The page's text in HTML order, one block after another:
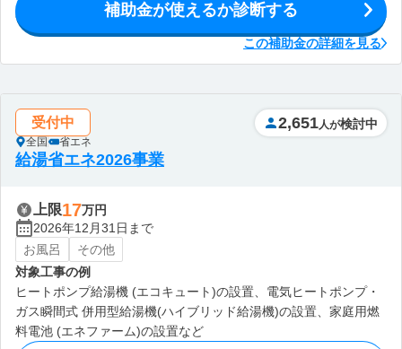
補助金が使えるか診断する
この補助金の詳細を見る
受付中
全国 省エネ
2,651 人が検討中
給湯省エネ2026事業
上限17万円
2026年12月31日まで
お風呂
その他
対象工事の例
ヒートポンプ給湯機 (エコキュート)の設置、電気ヒートポンプ・
ガス瞬間式 併用型給湯機(ハイブリッド給湯機)の設置、家庭用燃
料電池 (エネファーム)の設置など